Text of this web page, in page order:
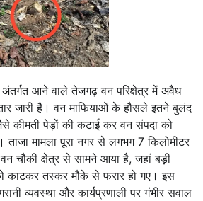
आने वाले तेजगढ़ वन परिक्षेत्र में अवैध
जारी है। वन माफियाओं के हौसले इतने बुलंद
कीमती पेड़ों की कटाई कर वन संपदा को
ताजा मामला पूरा नगर से लगभग 7 किलोमीटर
वन चौकी क्षेत्र से सामने आया है, जहां बड़ी
काटकर तस्कर मौके से फरार हो गए। इस
व्यवस्था और कार्यप्रणाली पर गंभीर सवाल